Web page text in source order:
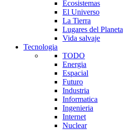
Ecosistemas
El Universo
La Tierra
Lugares del Planeta
Vida salvaje
Tecnologia
TODO
Energia
Espacial
Futuro
Industria
Informatica
Ingenieria
Internet
Nuclear